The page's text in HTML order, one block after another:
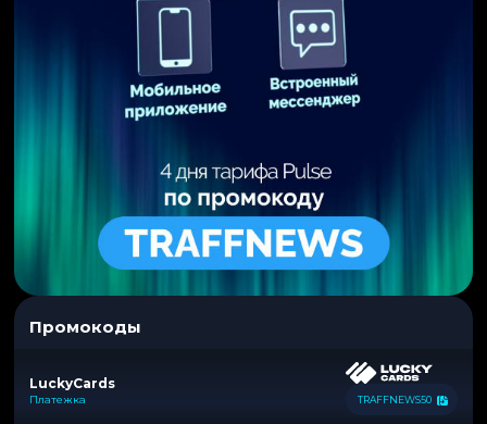
Промокоды
LuckyCards
Платежка TRAFFNEWS50